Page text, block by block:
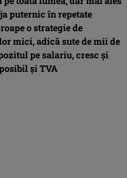
puternic în repetate
o strategie de
mici, adică sute de mii de
pe salariu, cresc și
și TVA